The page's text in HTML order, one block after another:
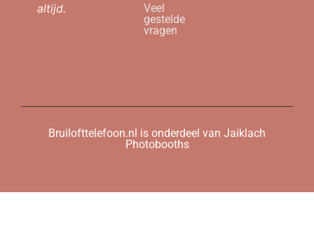
altijd.
Veel
gestelde
vragen
Bruilofttelefoon.nl is onderdeel van Jaiklach
Photobooths